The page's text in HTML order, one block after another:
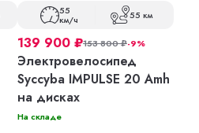
55
км/ч 55 км
139 900 ₽153 800₽-9%
Электровелосипед
Syccyba IMPULSE 20 Amh
на дисках
На складе